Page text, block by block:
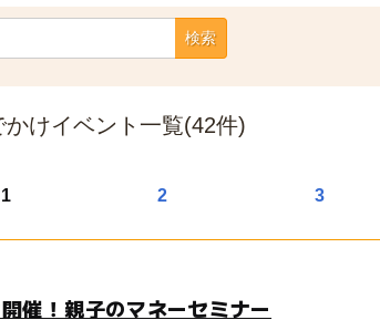
検索
けイベント一覧(42件)
1 2 3
催！親子のマネーセミナー